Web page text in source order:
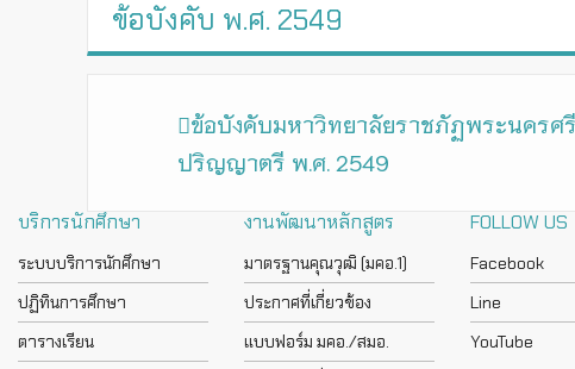
ข้อบังคับ พ.ศ. 2549
ข้อบังคับมหาวิทยาลัยราชภัฏพระนคร
ปริญญาตรี พ.ศ. 2549
บริการนักศึกษา
ระบบบริการนักศึกษา
ปฏิทินการศึกษา
ตารางเรียน
งานพัฒนาหลักสูตร
มาตรฐานคุณวุฒิ (มคอ.1)
ประกาศที่เกี่ยวข้อง
แบบฟอร์ม มคอ./สมอ.
FOLLOW US
Facebook
Line
YouTube